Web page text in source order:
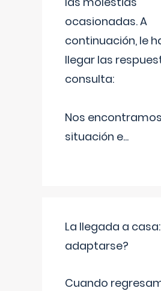
ocasionadas. A
continuación, le
llegar las
consulta:
Nos
situación e...
La llegada a
adaptarse?
Cuando